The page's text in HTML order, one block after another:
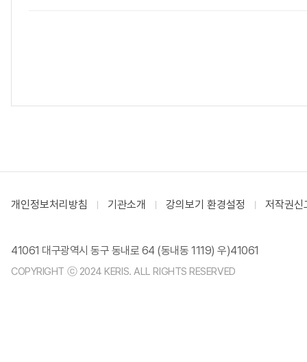
개인정보처리방침 기관소개 강의보기 환경설정 저작권신
41061 대구광역시 동구 동내로 64 (동내동 1119) 우)41061
COPYRIGHT ⓒ 2024 KERIS. ALL RIGHTS RESERVED